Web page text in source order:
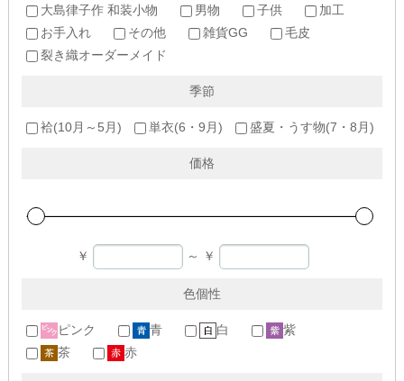
大島律子作 和装小物
男物 子供
加工
お手入れ
その他 雑貨GG
毛皮
裂き織オーダーメイド
季節
袷(10月～5月) 単衣(6・9月) 盛夏・うす物(7・8月)
価格
￥ ～ ￥
色個性
ピンク 青 白
紫
茶
赤